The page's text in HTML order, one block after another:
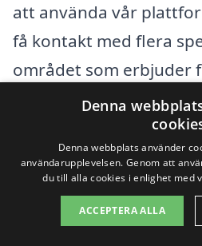
att använda vår
få kontakt med flera
området som erbjuder
för stenläggning.
Några av de städer
av Lövånger, där du
skickliga stenläggare,
Denna
Denna webbplats använder
användarupplevelsen. Genom att
du till alla cookies i enlighet med
ACCEPTERA ALLA